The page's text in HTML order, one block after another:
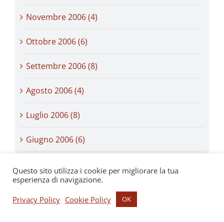
Novembre 2006 (4)
Ottobre 2006 (6)
Settembre 2006 (8)
Agosto 2006 (4)
Luglio 2006 (8)
Giugno 2006 (6)
Questo sito utilizza i cookie per migliorare la tua
esperienza di navigazione.
Privacy Policy Cookie Policy OK